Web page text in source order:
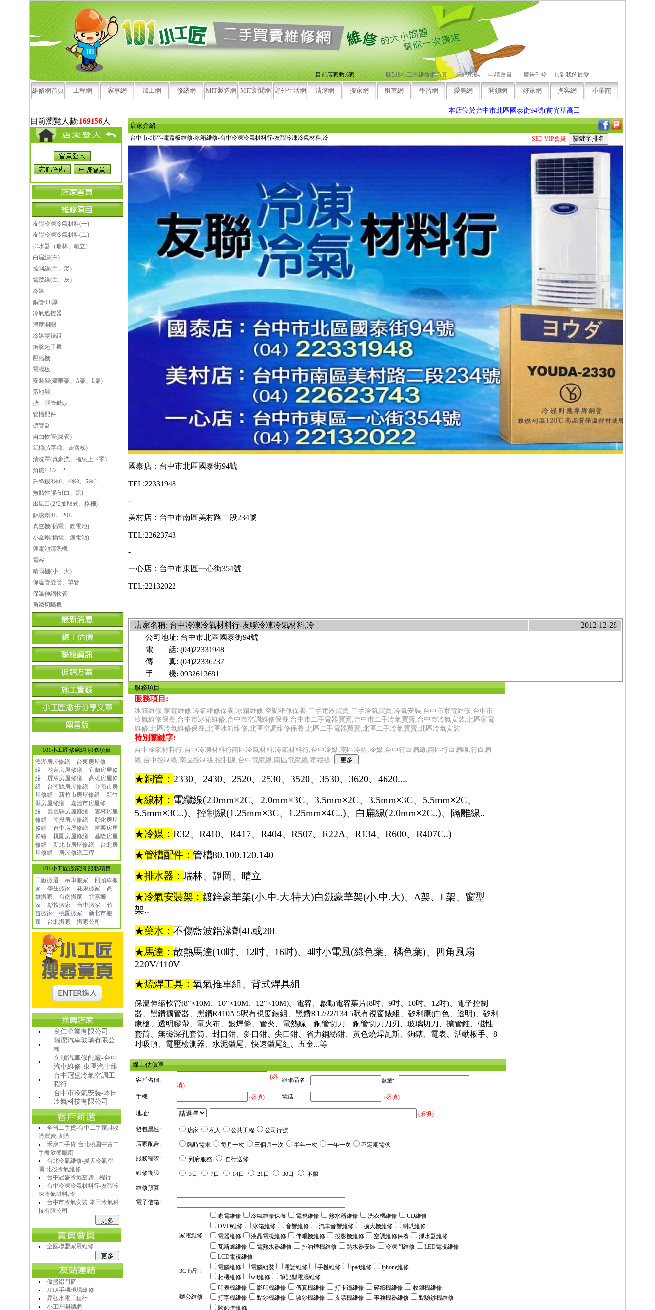
目前店家數:6家 回518小工匠維修網首頁 忘記密碼 申請會員 廣告刊登 加到我的最愛
維修網首頁 工程網 家事網 加工網 修繕網 MIT製造網 MIT新聞網 野外生活網 清潔網 搬家網 租車網 學習網 愛美網 開鎖網 好家網 掏客網 小華陀
本店位於台中市北區國泰街94號(前光華高工附近)，以及台中市南區美村
目前瀏覽人數:169156人
友聯冷凍冷氣材料(一)
友聯冷凍冷氣材料(二)
排水器（瑞林、晴立）
白扁線(白)
控制線(白、黑)
電纜線(白、灰)
冷媒
銅管0.8厚
冷氣遙控器
溫度開關
冷媒雙錶組
衝擊起子機
壓縮機
電腦板
安裝架(豪華架、A架、L架)
落地架
擴、漲管鑽頭
管槽配件
擴管器
自由軟管(屎管)
鋁梯(A字梯、走路梯)
清洗罩(真豪洗、福泉上下罩)
角鐵1-1/2、2"
升降機3米6、4米3、5米2
無黏性膠布(白、黑)
出風口(2*2抽取式、格柵)
鋁潔劑4L、20L
真空機(插電、鋰電池)
小金剛(插電、鋰電池)
鋰電池清洗機
電容
晴雨棚(小、大)
保溫管雙管、單管
保溫伸縮軟管
角鐵切斷機
101小工匠修繕網 服務項目
澎湖房屋修繕
台東房屋修
繕
花蓮房屋修繕
宜蘭房屋修
繕
屏東房屋修繕
高雄房屋修
繕
台南縣房屋修繕
台南市房
屋修繕
新竹市房屋修繕
新竹
縣房屋修繕
嘉義市房屋修
繕
嘉義縣房屋修繕
雲林房屋
修繕
南投房屋修繕
彰化房屋
修繕
台中房屋修繕
苗栗房屋
修繕
桃園房屋修繕
基隆房屋
修繕
新北市房屋修繕
台北房
屋修繕
房屋修繕工程
101小工匠搬家網 服務項目
工廠搬遷 吊車搬家
回頭車搬
家
學生搬家 花東搬家
高
雄搬家
台南搬家
雲嘉搬
家
彰投搬家 台中搬家
竹
苗搬家
桃園搬家
新北市搬
家
台北搬家 搬家公司
良仁企業有限公司
瑞潔汽車玻璃有限公
司
久順汽車修配廠-台中
汽車維修-東區汽車維
台中冠盛冷氣空調工
程行
台中市冷氣安裝-本田
冷氣科技有限公司
全省二手貨-台中二手家具收
購買賣,收購
禾康二手貨-台北桃園中古二
手餐飲餐廳廚
台北冷氣維修-昊天冷氣空
調,北投冷氣維修
台中冠盛冷氣空調工程行
台中冷凍冷氣材料行-友聯冷
凍冷氣材料,冷
台中市冷氣安裝-本田冷氣科
技有限公司
全國聯盟家電維修
偉盛鋁門窗
JFIX手機現場維修
昇弘水電工程行
小工匠開鎖網
店家介紹
台中市-北區-電路板維修-冰箱維修-台中冷凍冷氣材料行-友聯冷凍冷氣材料,冷 SEO VIP會員
國泰店：台中市北區國泰街94號
TEL:22331948
-
美村店：台中市南區美村路二段234號
TEL:22623743
-
一心店：台中市東區一心街354號
TEL:22132022
店家名稱: 台中冷凍冷氣材料行-友聯冷凍冷氣材料,冷
2012-12-28
公司地址: 台中市北區國泰街94號
電 話: (04)22331948
傳 真: (04)22336237
手 機: 0932613681
服務項目
服務項目:
冰箱維修,家電維修,冷氣維修保養,冰箱維修,空調維修保養,二手電器買賣,二手冷氣買賣,冷氣安裝,台中市家電維修,台中市
冷氣維修保養,台中市冰箱維修,台中市空調維修保養,台中市二手電器買賣,台中市二手冷氣買賣,台中市冷氣安裝,北區家電
維修,北區冷氣維修保養,北區冰箱維修,北區空調維修保養,北區二手電器買賣,北區二手冷氣買賣,北區冷氣安裝
特別關鍵字:
台中冷氣材料行,台中冷凍材料行南區冷氣材料,冷氣材料行,台中冷媒,南區冷媒,冷媒,台中行白扁線,南區行白扁線,行白扁
線,台中控制線,南區控制線,控制線,台中電纜線,南區電纜線,電纜線
★銅管： 2330、2430、2520、 2530、 3520、3530、 3620、 4620....
★線材： 電纜線(2.0mm×2C、2.0mm×3C、3.5mm×2C、3.5mm×3C、5.5mm×2C、
5.5mm×3C..)、控制線(1.25mm×3C、1.25mm×4C..)、白扁線(2.0mm×2C..)、隔離線..
★冷媒： R32、R410、R417、R404、R507、R22A、R134、 R600、 R407C..)
★管槽配件： 管槽80.100.120.140
★排水器 ： 瑞林、靜岡、晴立
★冷氣安裝架： 鍍鋅豪華架(小.中.大.特大)白鐵豪華架(小.中.大)、A架、L架、窗型
架..
★藥水： 不傷藍波鋁潔劑4L或20L
★馬達 ： 散熱馬達(10吋、12吋、16吋)、4吋小電風(綠色葉、橘色葉)、四角風扇
220V/110V
★燒焊工具 ： 氧氣推車組、背式焊具組
保溫伸縮軟管(8"×10M、10"×10M、12"×10M)、電容、啟動電容葉片(8吋、9吋、10吋、12吋)、電子控制
器、黑鑽擴管器、黑鑽R410A 5呎有視窗錶組、黑鑽R12/22/134 5呎有視窗錶組、矽利康(白色、透明)、矽利
康槍、透明膠帶、電火布、銀焊條、管夾、電熱線、銅管切刀、銅管切刀刀刃、玻璃切刀、擴管錐、磁性
套筒、無磁深孔套筒、封口鉗、斜口鉗、尖口鉗、省力鋼絲鉗、黃色燒焊瓦斯、鉤錶、電表、活動板手、8
吋吸頂、電壓檢測器、水泥鑽尾、快速鑽尾組、五金...等
線上估價單
客戶名稱:
(必
填)
維修品名: 數量:
手機: (必填) 電話: (必填)
地址: (必填)
發包屬性: 店家 私人 公共工程
公司行號
店家配合:
臨時需求 每月一次 三個月一次 半年一次 一年一次
不定期需求
服務需求:
到府服務
自行送修
維修期限
3日 7日 14日 21日 30日
不限
維修預算
電子信箱:
家電維修 :
家電維修 冷氣維修保養 電視維修 熱水器維修 洗衣機維修
CD維修
DVD維修
冰箱維修 音響維修 汽車音響維修 擴大機維修
喇叭維修
電器維修
液晶電視維修 伴唱機維修 投影機維修 空調維修保養
淨水器維修
瓦斯爐維修
電熱水器維修 排油煙機維修 熱水器安裝 冷凍門維修
LED電視維修
LCD電視維修
3C商品 :
電腦維修 電腦組裝 電話維修 手機維修 ipad維修
iphone維修
相機維修
wii維修 筆記型電腦維修
辦公維修 :
印表機維修 影印機維修 傳真機維修 打卡鐘維修 碎紙機維修
收銀機維修
打字機維修
點鈔機維修 驗鈔機維修 支票機維修 事務機器維修
點驗鈔機維修
驗鈔燈維修